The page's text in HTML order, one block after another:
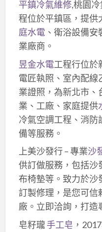
平鎮冷氣維修,桃園冷
程位於平鎮區，提供
庭水電、衛浴設備安
業廠商。
昱金水電工程行位於
電匠執照、室內配線
業證照，為新北市、
業、工廠、家庭提供
冷氣空調工程、消防
備等服務。
上美沙發行 – 專業沙
供訂做服務，包括沙
布椅墊等。致力於沙
訂製修理，是您可信
廠。立即洽詢，打造
皂籽瓏手工皂 ，